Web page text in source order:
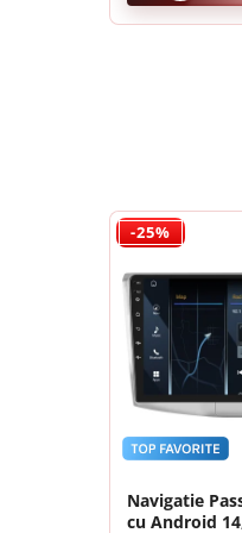
Camera frontala
Redresoare Auto
Modulatoare Auto FM
Invertoare auto
Lumini Ambientale
Cabluri Audio
❄️
-25%
Navigatie
cu Android